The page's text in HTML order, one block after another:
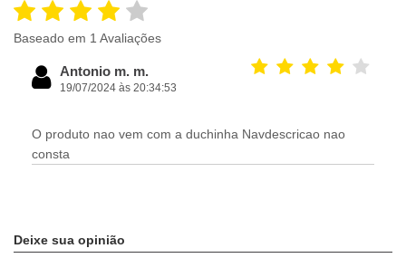
Baseado em 1 Avaliações
Antonio m. m.
19/07/2024 às 20:34:53
O produto nao vem com a duchinha Navdescricao nao
consta
Deixe sua opinião